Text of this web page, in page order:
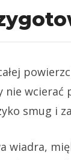
nie wcierać
smug i
wiadra,